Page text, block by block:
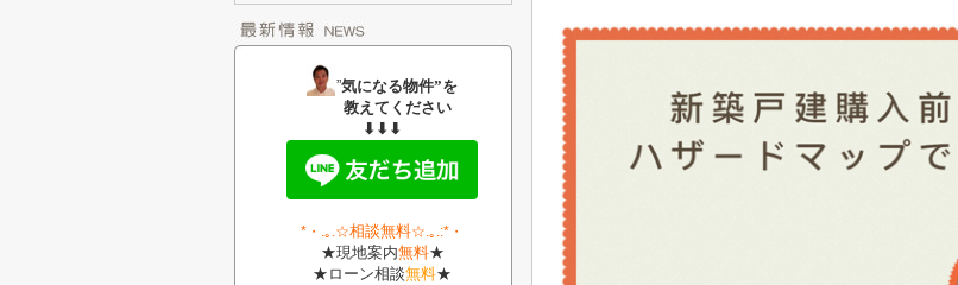
”気になる物件”を
教えてください
⬇⬇⬇
*・ .｡.☆相談無料☆.｡.:*・
★現地案内無料★
★ローン相談無料★